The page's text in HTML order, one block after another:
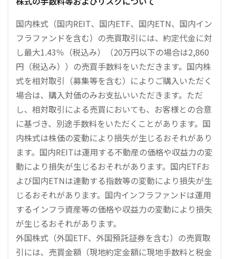
国内株式（国内REIT、国内ETF、国内ETN、国内イン
フラファンドを含む）の売買取引には、約定代金に対
し最大1.43％（税込み）（20万円以下の場合は2,860
円（税込み））の売買手数料をいただきます。国内株
式を相対取引（募集等を含む）によりご購入いただく
場合は、購入対価のみお支払いいただきます。ただ
し、相対取引による売買においても、お客様との合意
に基づき、別途手数料をいただくことがあります。国
内株式は株価の変動により損失が生じるおそれがあり
ます。国内REITは運用する不動産の価格や収益力の変
動により損失が生じるおそれがあります。国内ETFお
よび国内ETNは連動する指数等の変動により損失が生
じるおそれがあります。国内インフラファンドは運用
するインフラ資産等の価格や収益力の変動により損失
が生じるおそれがあります。
外国株式（外国ETF、外国預託証券を含む）の売買取
引には、売買金額（現地約定金額に現地手数料と税金